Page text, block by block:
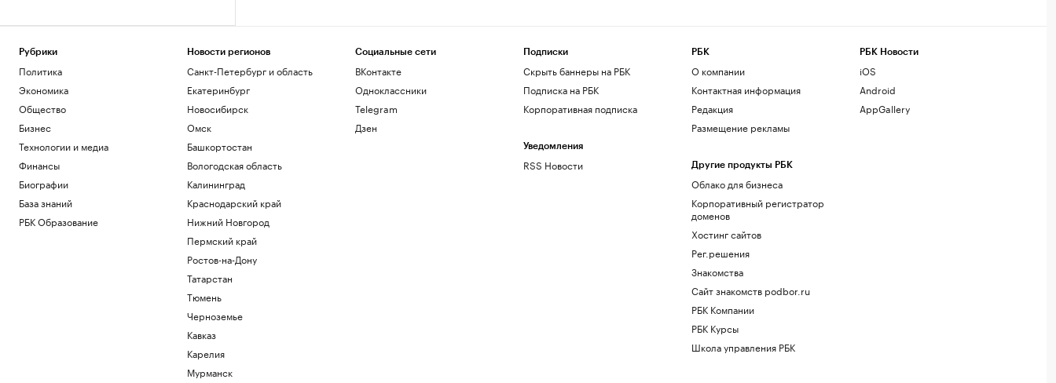
Рубрики
Политика
Экономика
Общество
Бизнес
Технологии и медиа
Финансы
Биографии
База знаний
РБК Образование
Новости регионов
Санкт-Петербург и область
Екатеринбург
Новосибирск
Омск
Башкортостан
Вологодская область
Калининград
Краснодарский край
Нижний Новгород
Пермский край
Ростов-на-Дону
Татарстан
Тюмень
Черноземье
Кавказ
Карелия
Мурманск
Социальные сети
ВКонтакте
Одноклассники
Telegram
Дзен
Подписки
Скрыть баннеры на РБК
Подписка на РБК
Корпоративная подписка
Уведомления
RSS Новости
РБК
О компании
Контактная информация
Редакция
Размещение рекламы
Другие продукты РБК
Облако для бизнеса
Корпоративный регистратор
доменов
Хостинг сайтов
Рег.решения
Знакомства
Сайт знакомств podbor.ru
РБК Компании
РБК Курсы
Школа управления РБК
РБК Новости
iOS
Android
AppGallery